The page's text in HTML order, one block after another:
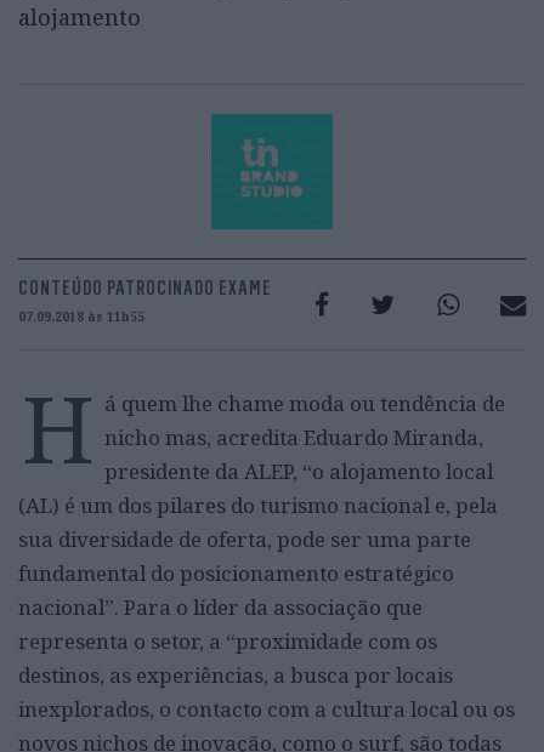
alojamento
CONTEÚDO PATROCINADO EXAME
07.09.2018 às 11h55
H á quem lhe chame moda ou tendência de
nicho mas, acredita Eduardo Miranda,
presidente da ALEP, “o alojamento local
(AL) é um dos pilares do turismo nacional e, pela
sua diversidade de oferta, pode ser uma parte
fundamental do posicionamento estratégico
nacional”. Para o líder da associação que
representa o setor, a “proximidade com os
destinos, as experiências, a busca por locais
inexplorados, o contacto com a cultura local ou os
novos nichos de inovação, como o surf, são todas